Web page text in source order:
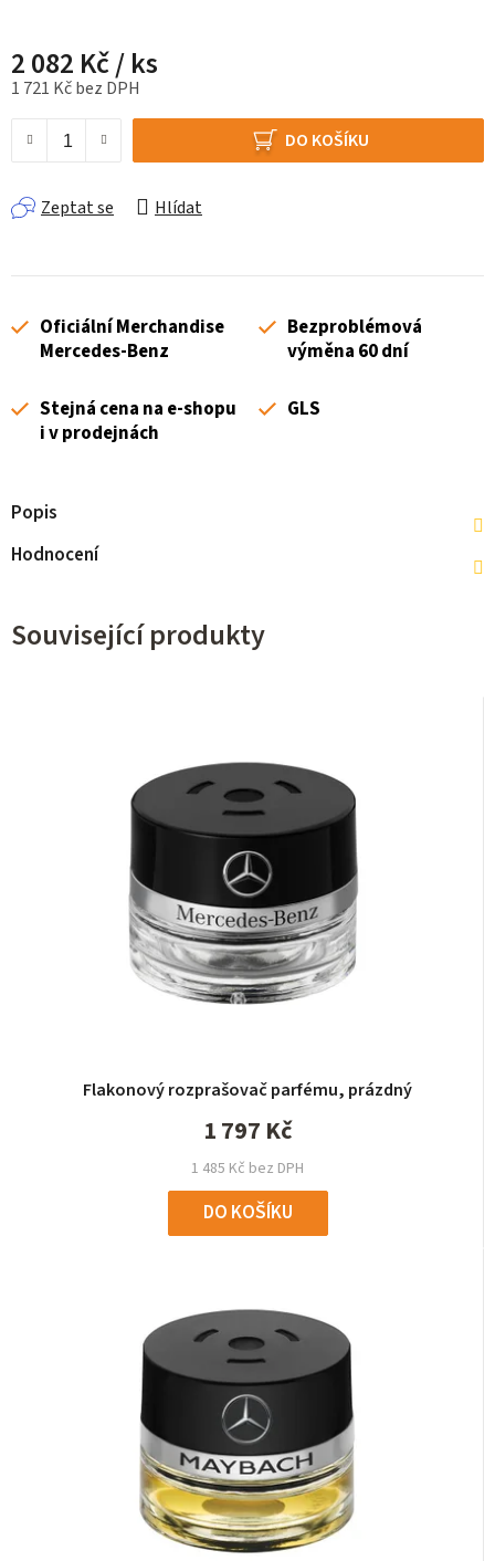
2 082 Kč/ ks
1 721 Kč bez DPH
DO KOŠÍKU
Zeptat se Hlídat
Oficiální Merchandise
Mercedes-Benz
Bezproblémová
výměna 60 dní
Stejná cena na e-shopu
i v prodejnách
GLS
Popis
Hodnocení
Související produkty
Flakonový rozprašovač parfému, prázdný
1 485 Kč bez DPH
1 797 Kč
DO KOŠÍKU